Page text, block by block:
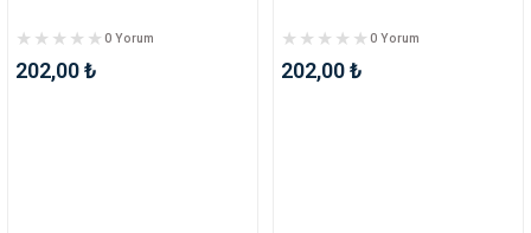
0 Yorum
202,00 ₺
0 Yorum
202,00 ₺